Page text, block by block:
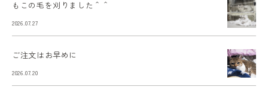
もこの毛を刈りました＾＾
2026.07.27
ご注文はお早めに
2026.07.20